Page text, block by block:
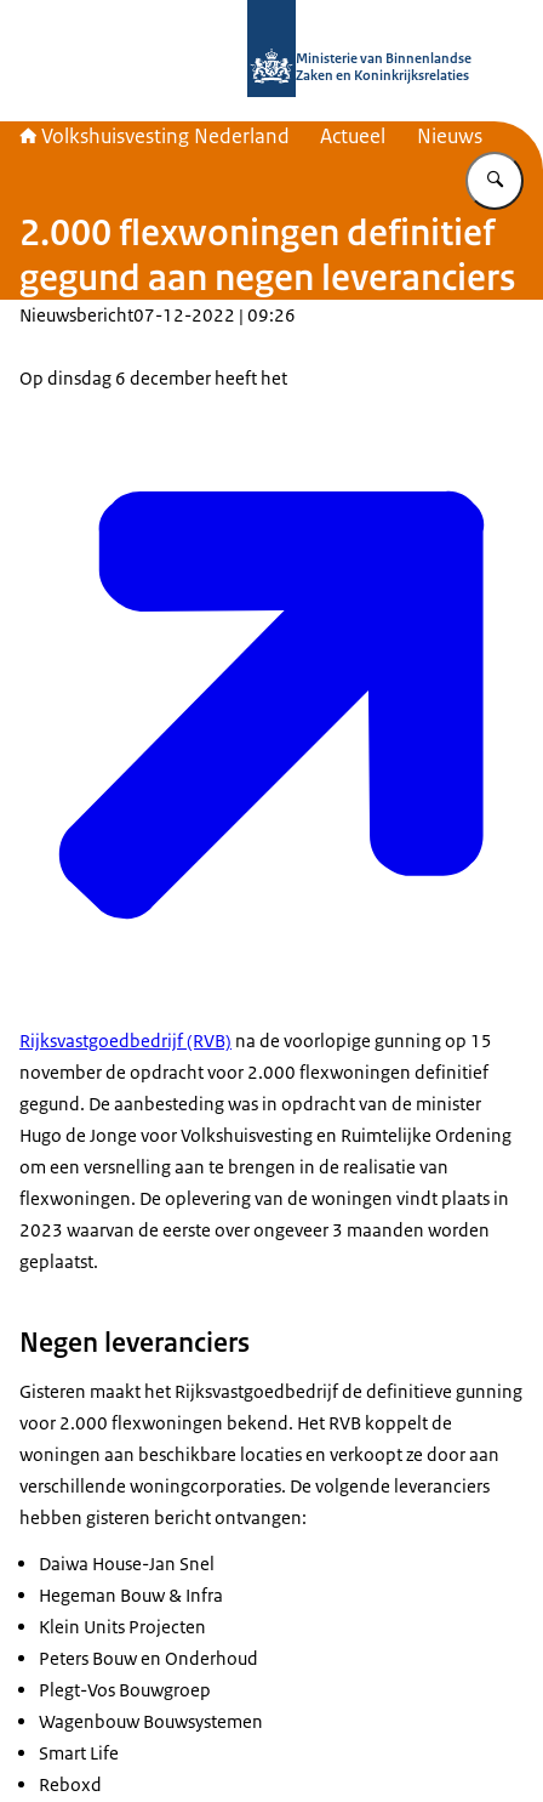
Ministerie van Binnenlandse
Zaken en Koninkrijksrelaties
Volkshuisvesting Nederland Actueel Nieuws
2.000 flexwoningen definitief
gegund aan negen leveranciers
Nieuwsbericht07-12-2022 | 09:26
Op dinsdag 6 december heeft het
Rijksvastgoedbedrijf (RVB) na de voorlopige gunning op 15
november de opdracht voor 2.000 flexwoningen definitief
gegund. De aanbesteding was in opdracht van de minister
Hugo de Jonge voor Volkshuisvesting en Ruimtelijke Ordening
om een versnelling aan te brengen in de realisatie van
flexwoningen. De oplevering van de woningen vindt plaats in
2023 waarvan de eerste over ongeveer 3 maanden worden
geplaatst.
Negen leveranciers
Gisteren maakt het Rijksvastgoedbedrijf de definitieve gunning
voor 2.000 flexwoningen bekend. Het RVB koppelt de
woningen aan beschikbare locaties en verkoopt ze door aan
verschillende woningcorporaties. De volgende leveranciers
hebben gisteren bericht ontvangen:
Daiwa House-Jan Snel
Hegeman Bouw & Infra
Klein Units Projecten
Peters Bouw en Onderhoud
Plegt-Vos Bouwgroep
Wagenbouw Bouwsystemen
Smart Life
Reboxd